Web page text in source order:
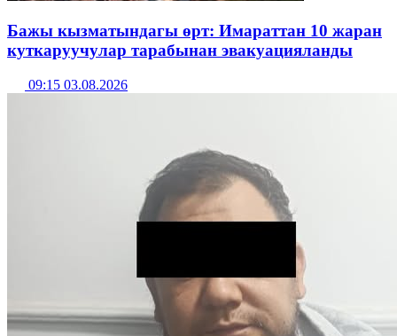
Бажы кызматындагы өрт: Имараттан 10 жаран
куткаруучулар тарабынан эвакуацияланды
09:15 03.08.2026